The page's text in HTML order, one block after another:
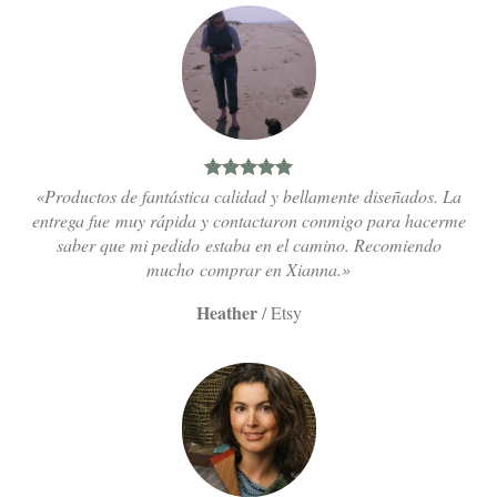
«Productos de fantástica calidad y bellamente diseñados. La
entrega fue muy rápida y contactaron conmigo para hacerme
saber que mi pedido estaba en el camino. Recomiendo
mucho comprar en Xianna.»
Heather /Etsy